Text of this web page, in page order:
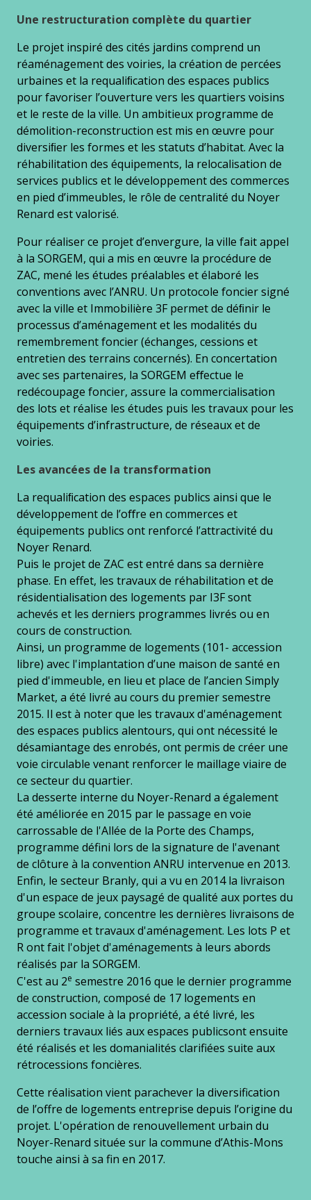
Une restructuration complète du quartier
Le projet inspiré des cités jardins comprend un
réaménagement des voiries, la création de percées
urbaines et la requaliﬁcation des espaces publics
pour favoriser l’ouverture vers les quartiers voisins
et le reste de la ville. Un ambitieux programme de
démolition-reconstruction est mis en œuvre pour
diversiﬁer les formes et les statuts d’habitat. Avec la
réhabilitation des équipements, la relocalisation de
services publics et le développement des commerces
en pied d’immeubles, le rôle de centralité du Noyer
Renard est valorisé.
Pour réaliser ce projet d’envergure, la ville fait appel
à la SORGEM, qui a mis en œuvre la procédure de
ZAC, mené les études préalables et élaboré les
conventions avec l’ANRU. Un protocole foncier signé
avec la ville et Immobilière 3F permet de déﬁnir le
processus d’aménagement et les modalités du
remembrement foncier (échanges, cessions et
entretien des terrains concernés). En concertation
avec ses partenaires, la SORGEM eﬀectue le
redécoupage foncier, assure la commercialisation
des lots et réalise les études puis les travaux pour les
équipements d’infrastructure, de réseaux et de
voiries.
Les avancées de la transformation
La requaliﬁcation des espaces publics ainsi que le
développement de l’oﬀre en commerces et
équipements publics ont renforcé l’attractivité du
Noyer Renard.
Puis le projet de ZAC est entré dans sa dernière
phase. En effet, les travaux de réhabilitation et de
résidentialisation des logements par I3F sont
achevés et les derniers programmes livrés ou en
cours de construction.
Ainsi, un programme de logements (101- accession
libre) avec l'implantation d’une maison de santé en
pied d'immeuble, en lieu et place de l’ancien Simply
Market, a été livré au cours du premier semestre
2015. Il est à noter que les travaux d'aménagement
des espaces publics alentours, qui ont nécessité le
désamiantage des enrobés, ont permis de créer une
voie circulable venant renforcer le maillage viaire de
ce secteur du quartier.
La desserte interne du Noyer-Renard a également
été améliorée en 2015 par le passage en voie
carrossable de l'Allée de la Porte des Champs,
programme défini lors de la signature de l'avenant
de clôture à la convention ANRU intervenue en 2013.
Enfin, le secteur Branly, qui a vu en 2014 la livraison
d'un espace de jeux paysagé de qualité aux portes du
groupe scolaire, concentre les dernières livraisons de
programme et travaux d'aménagement. Les lots P et
R ont fait l'objet d'aménagements à leurs abords
réalisés par la SORGEM.
C'est au 2e semestre 2016 que le dernier programme
de construction, composé de 17 logements en
accession sociale à la propriété, a été livré, les
derniers travaux liés aux espaces publicsont ensuite
été réalisés et les domanialités clarifiées suite aux
rétrocessions foncières.
Cette réalisation vient parachever la diversification
de l’offre de logements entreprise depuis l’origine du
projet. L'opération de renouvellement urbain du
Noyer-Renard située sur la commune d’Athis-Mons
touche ainsi à sa fin en 2017.